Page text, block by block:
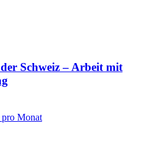
Schweiz – Arbeit mit
Monat